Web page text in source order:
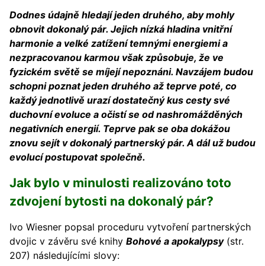
Dodnes údajně hledají jeden druhého, aby mohly
obnovit dokonalý pár. Jejich nízká hladina vnitřní
harmonie a velké zatížení temnými energiemi a
nezpracovanou karmou však způsobuje, že ve
fyzickém světě se míjejí nepoznáni. Navzájem budou
schopni poznat jeden druhého až teprve poté, co
každý jednotlivě urazí dostatečný kus cesty své
duchovní evoluce a očistí se od nashromážděných
negativních energií. Teprve pak se oba dokážou
znovu sejít v dokonalý partnerský pár. A dál už budou
evolucí postupovat společně.
Jak bylo v minulosti realizováno toto
zdvojení bytosti na dokonalý pár?
Ivo Wiesner popsal proceduru vytvoření partnerských
dvojic v závěru své knihy Bohové a apokalypsy(str.
207) následujícími slovy: